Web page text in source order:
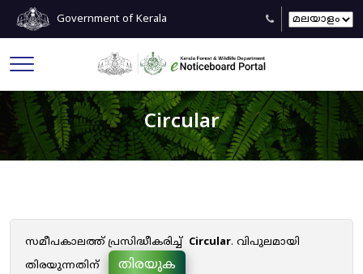
Government of Kerala
Circular
സമീപകാലത്ത് പ്രസിദ്ധീകരിച്ച് Circular. വിപുലമായി
തിരയുന്നതിന്
തിരയുക